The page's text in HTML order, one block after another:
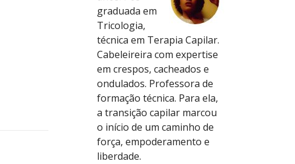
graduada em
Tricologia,
técnica em Terapia Capilar.
Cabeleireira com expertise
em crespos, cacheados e
ondulados. Professora de
formação técnica. Para ela,
a transição capilar marcou
o início de um caminho de
força, empoderamento e
liberdade.